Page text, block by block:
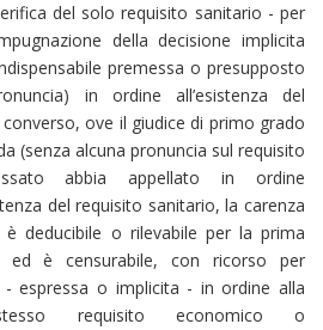
del solo requisito sanitario - per
della decisione implicita
premessa o presupposto
in ordine all’esistenza del
ove il giudice di primo grado
(senza alcuna pronuncia sul requisito
abbia appellato in ordine
del requisito sanitario, la carenza
deducibile o rilevabile per la prima
ed è censurabile, con ricorso per
- espressa o implicita - in ordine alla
requisito economico o